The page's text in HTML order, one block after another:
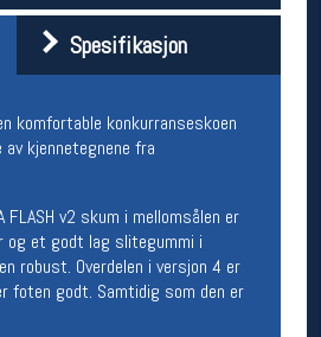
Spesifikasjon
komfortable konkurranseskoen
kjennetegnene fra
FLASH v2 skum i mellomsålen er
og et godt lag slitegummi i
robust. Overdelen i versjon 4 er
foten godt. Samtidig som den er
11-16
verkstedet